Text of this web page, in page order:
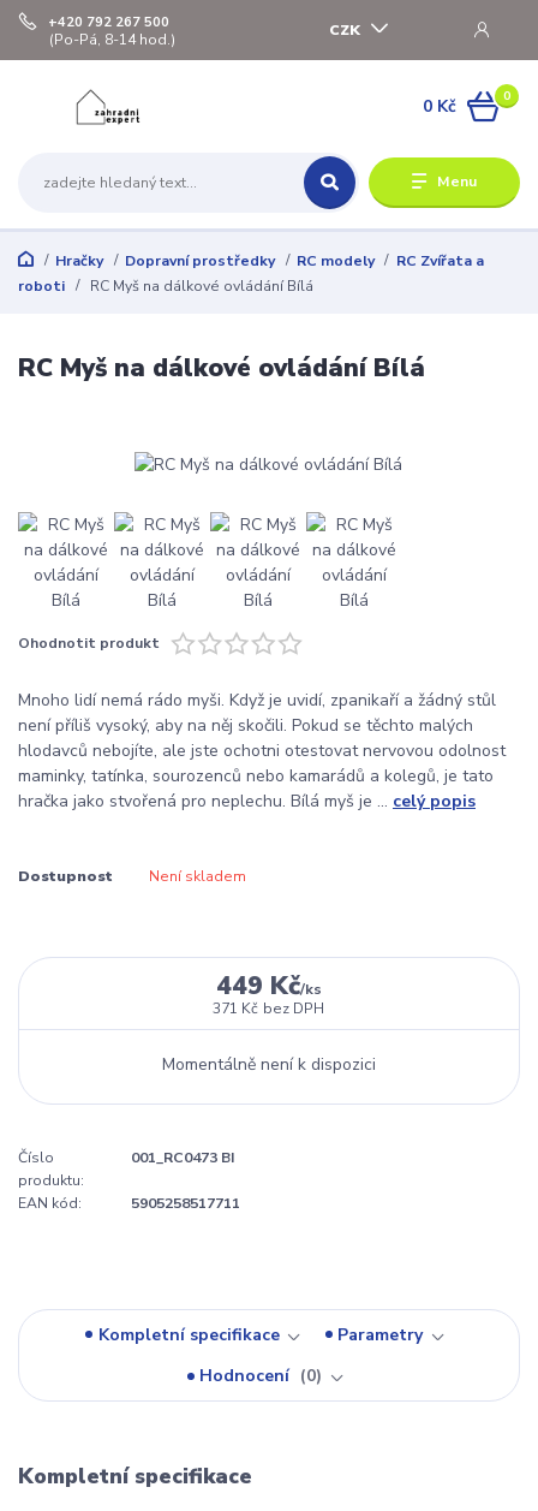
Menu
CZK
+420 792 267 500
(Po-Pá, 8-14 hod.)
0
0 Kč
Hračky Dopravní prostředky RC modely
RC Zvířata a
roboti
RC Myš na dálkové ovládání Bílá
RC Myš na dálkové ovládání Bílá
Ohodnotit produkt
Mnoho lidí nemá rádo myši. Když je uvidí, zpanikaří a žádný stůl
není příliš vysoký, aby na něj skočili. Pokud se těchto malých
hlodavců nebojíte, ale jste ochotni otestovat nervovou odolnost
maminky, tatínka, sourozenců nebo kamarádů a kolegů, je tato
hračka jako stvořená pro neplechu. Bílá myš je ... celý popis
Dostupnost Není skladem
449 Kč/ks
371 Kč bez DPH
Momentálně není k dispozici
Číslo
produktu:
001_RC0473 BI
EAN kód: 5905258517711
Kompletní specifikace
Parametry
Hodnocení
0
Kompletní specifikace